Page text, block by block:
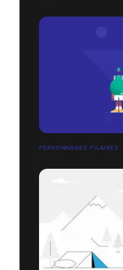
PERSONNAGES FILAIRES